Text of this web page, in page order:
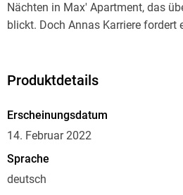
Nächten in Max' Apartment, das
blickt. Doch Annas Karriere fordert
psychologischer Roman über eine
Produktdetails
Erscheinungsdatum
14. Februar 2022
Sprache
deutsch